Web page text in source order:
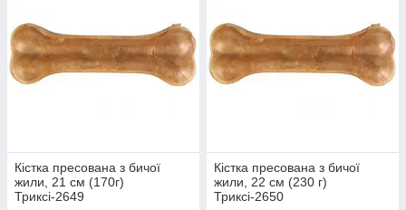
Кістка пресована з бичої
жили, 21 см (170г)
Триксі-2649
Кістка пресована з бичої
жили, 22 см (230 г)
Триксі-2650